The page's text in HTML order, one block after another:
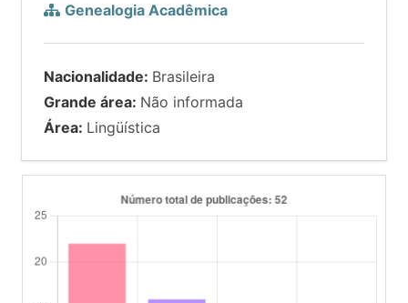
Genealogia Acadêmica
Nacionalidade: Brasileira
Grande área: Não informada
Área: Lingüística